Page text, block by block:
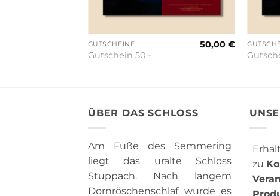
GUTSCHEINE
Gutschein 50,-
50,00€
ÜBER DAS SCHLOSS
Am Fuße des Semmering
liegt das uralte Schloss
Stuppach. Nach langem
Dornröschenschlaf wurde es
zu